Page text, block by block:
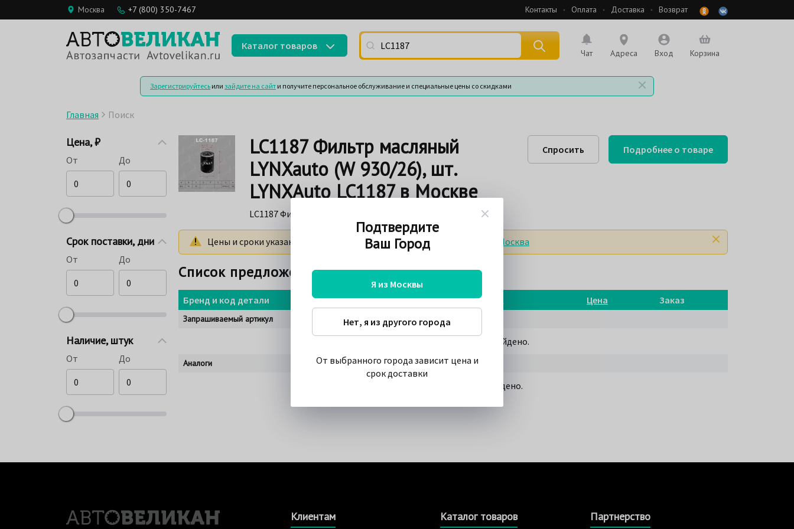
Москва +7 (800) 350-7467 Контакты Оплата Доставка Возврат
Каталог товаров
Поиск по артикулу (номеру детали) или по названию
Чат Адреса Вход Корзина
Зарегистрируйтесь или зайдите на сайт и получите персональное обслуживание и специальные цены со скидками
Главная Поиск
Цена, ₽
От До
Срок поставки, дни
От До
Наличие, штук
От До
LC1187 Фильтр масляный
LYNXauto (W 930/26), шт.
LYNXAuto LC1187 в Москве
LC1187 Фильтр масляный LYNXauto (W 930/26), шт.
Спросить Подробнее о товаре
Цены и сроки указаны с учетом доставки впункты выдачи заказов г. Москва
Список предложений
Бренд и код детали Наименование Шт. Склады Срок Цена Заказ
Запрашиваемый артикул
Оригинальных позиций не найдено.
Аналоги
Аналогов для товара не найдено.
Клиентам Каталог товаров Партнерство
Подтвердите
Ваш Город
Я из Москвы
Нет, я из другого города
От выбранного города зависит цена и
срок доставки